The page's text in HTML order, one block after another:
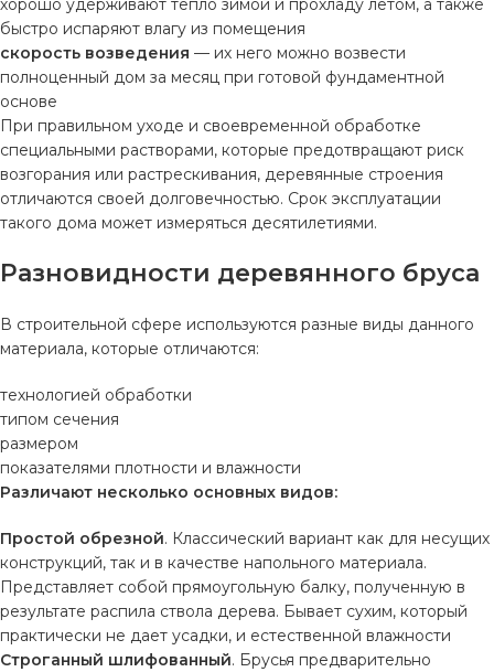
хорошо удерживают тепло зимой и прохладу летом, а также
быстро испаряют влагу из помещения
скорость возведения — их него можно возвести
полноценный дом за месяц при готовой фундаментной
основе
При правильном уходе и своевременной обработке
специальными растворами, которые предотвращают риск
возгорания или растрескивания, деревянные строения
отличаются своей долговечностью. Срок эксплуатации
такого дома может измеряться десятилетиями.
Разновидности деревянного бруса
В строительной сфере используются разные виды данного
материала, которые отличаются:
технологией обработки
типом сечения
размером
показателями плотности и влажности
Различают несколько основных видов:
Простой обрезной. Классический вариант как для несущих
конструкций, так и в качестве напольного материала.
Представляет собой прямоугольную балку, полученную в
результате распила ствола дерева. Бывает сухим, который
практически не дает усадки, и естественной влажности
Строганный шлифованный. Брусья предварительно